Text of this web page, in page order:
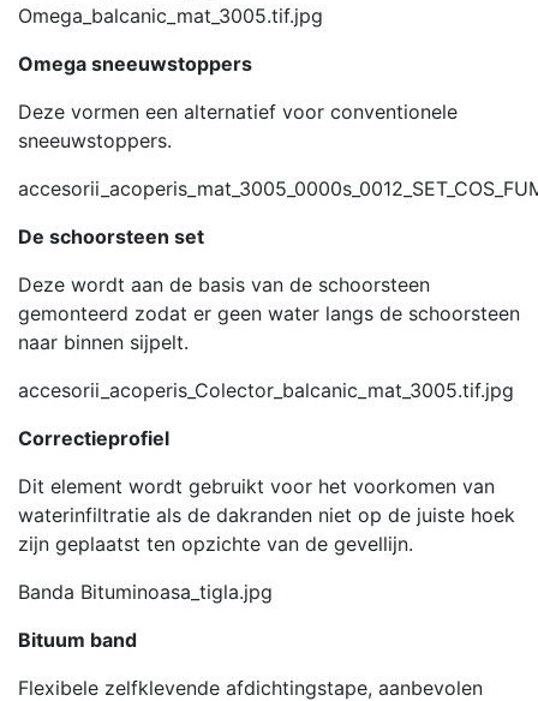
Omega_balcanic_mat_3005.tif.jpg
Omega sneeuwstoppers
Deze vormen een alternatief voor conventionele
sneeuwstoppers.
De schoorsteen set
Deze wordt aan de basis van de schoorsteen
gemonteerd zodat er geen water langs de schoorsteen
naar binnen sijpelt.
accesorii_acoperis_Colector_balcanic_mat_3005.tif.jpg
Correctieprofiel
Dit element wordt gebruikt voor het voorkomen van
waterinfiltratie als de dakranden niet op de juiste hoek
zijn geplaatst ten opzichte van de gevellijn.
Banda Bituminoasa_tigla.jpg
Bituum band
Flexibele zelfklevende afdichtingstape, aanbevolen